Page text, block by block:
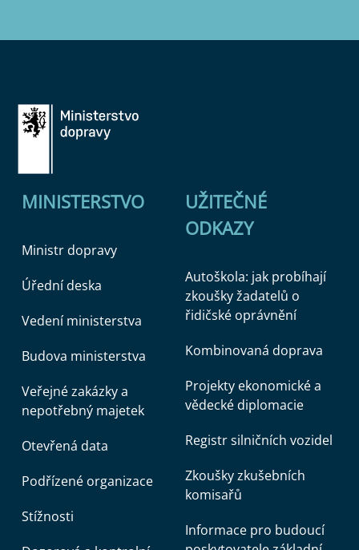
MINISTERSTVO
Ministr dopravy
Úřední deska
Vedení ministerstva
Budova ministerstva
Veřejné zakázky a
nepotřebný majetek
Otevřená data
Podřízené organizace
Stížnosti
UŽITEČNÉ
ODKAZY
Autoškola: jak probíhají
zkoušky žadatelů o
řidičské oprávnění
Kombinovaná doprava
Projekty ekonomické a
vědecké diplomacie
Registr silničních vozidel
Zkoušky zkušebních
komisařů
Informace pro budoucí